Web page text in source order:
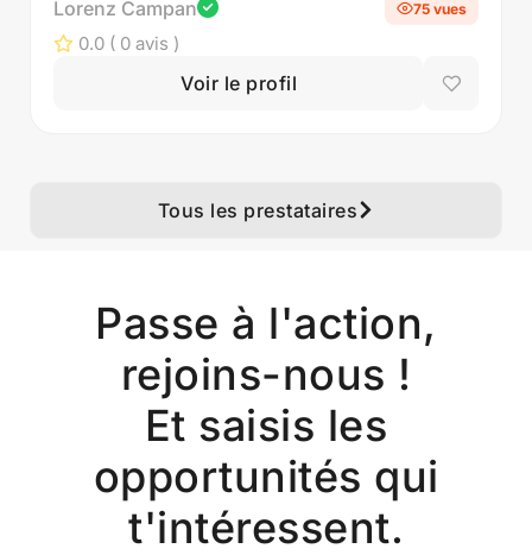
Lorenz Campan 75 vues
0.0 ( 0 avis )
Voir le profil
Tous les prestataires
Passe à l'action,
rejoins-nous !
Et saisis les
opportunités qui
t'intéressent.